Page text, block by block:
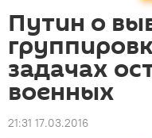
Путин о
задачах
военных
21:31 17.03.2016